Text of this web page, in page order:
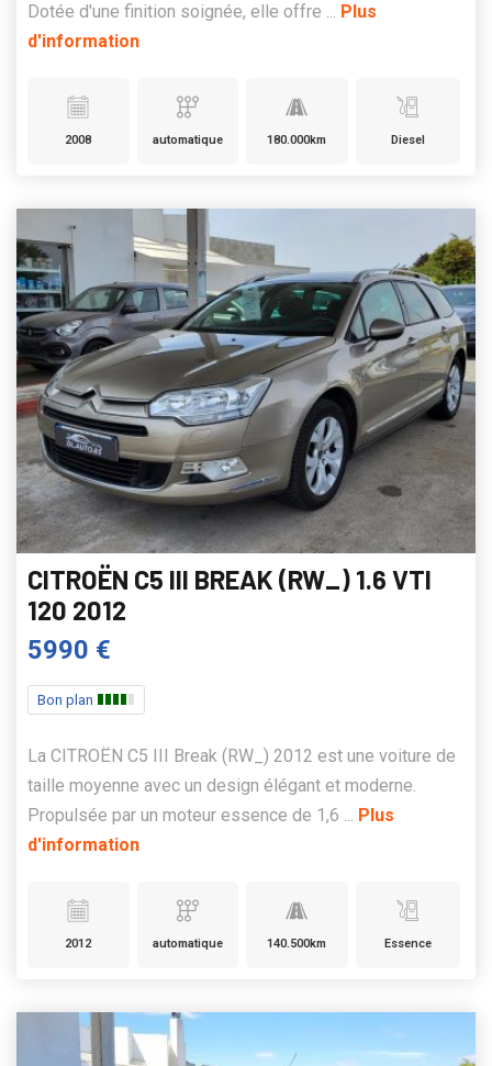
Dotée d'une finition soignée, elle offre ... Plus
d'information
2008 automatique 180.000km Diesel
CITROËN C5 III BREAK (RW_) 1.6 VTI
120 2012
5990 €
Bon plan
La CITROËN C5 III Break (RW_) 2012 est une voiture de
taille moyenne avec un design élégant et moderne.
Propulsée par un moteur essence de 1,6 ... Plus
d'information
2012 automatique 140.500km Essence